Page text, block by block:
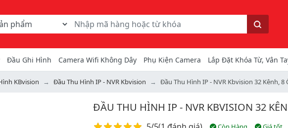
danh mục tìm kiếm
hoặc mã hàng
Tìm kiếm
Đầu Ghi Hình Camera Wifi Không Dây Phụ Kiện Camera Lắp Đặt Khóa Từ, Vân
KBvision Đầu Thu Hình IP - NVR Kbvision Đầu Thu Hình IP - NVR Kbvision 32 Kênh, 8
ĐẦU THU HÌNH IP - NVR KBVISION 32